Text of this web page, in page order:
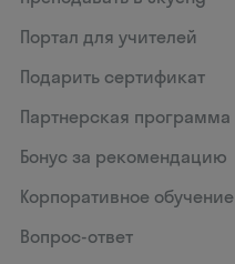
Портал для учителей
Подарить сертификат
Партнерская программа
Бонус за рекомендацию
Корпоративное обучение
Вопрос-ответ